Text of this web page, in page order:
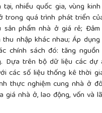
nhiều quốc gia, vùng
trong quá trình phát triển
sản phẩm nhà ở giá rẻ;
nhập khác nhau; Áp
chính sách đó: tăng
Dựa trên bộ dữ liệu các
các số liệu thống kê thời
thực nghiệm cung nhà ở
giá nhà ở, lao động, vốn và